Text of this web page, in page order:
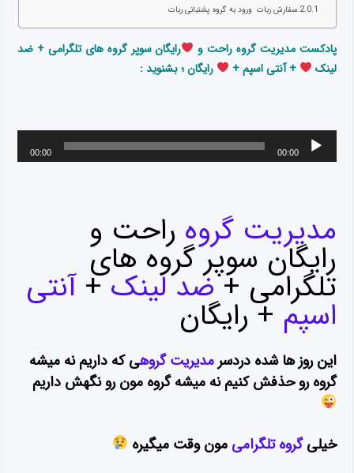
سفارش ربات ورود به گروه پشتبانی ربات
پادکست مدیریت گروه راحت و
رایگان سوپر گروه های تلگرامی + ضد
لینک
+ آنتی اسپم + رایگان ؛ بشنوید :
00:00
00:00
مدیریت گروه راحت و
رایگان سوپر گروه های
تلگرامی +ضد لینک+آنتی
اسپم + رایگان
این روز ها شده دردسرمدیریت گروهی که داریم نه میشه
گروه رو حذفش کنیم نه میشه گروه مون رو نگهش داریم
خیلیگروه تلگرامی مون وقت میگیره